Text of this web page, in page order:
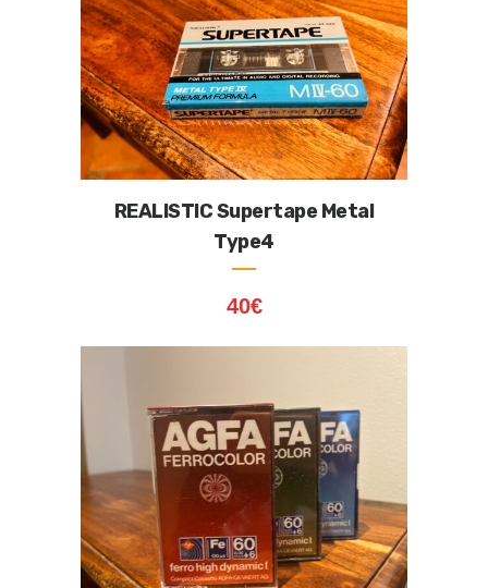
REALISTIC Supertape Metal
Type4
40€